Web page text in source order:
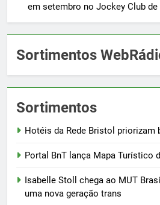
em setembro no Jockey Club
Sortimentos
Sortimentos
Hotéis da Rede Bristol priorizam
Portal BnT lança Mapa Turístico
Isabelle Stoll chega ao MUT
uma nova geração trans